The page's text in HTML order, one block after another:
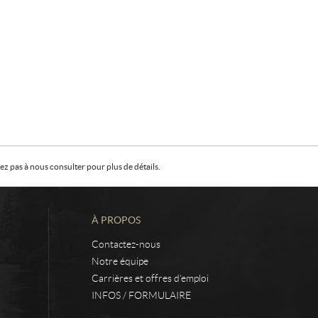
pas à nous consulter pour plus de détails.
À PROPOS
Contactez-nous
Notre équipe
Carrières et offres d’emploi
INFOS / FORMULAIRE